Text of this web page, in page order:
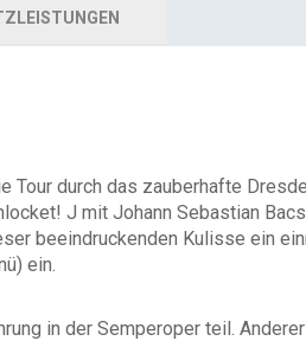
Tour durch das zauberhafte
J mit Johann Sebastian
beeindruckenden Kulisse ein
ein.
in der Semperoper teil.